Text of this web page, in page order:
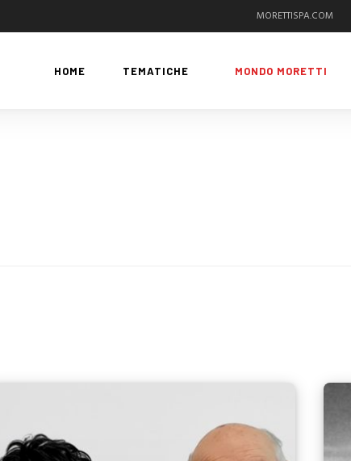
MORETTISPA.COM
HOME TEMATICHE MONDO MORETTI